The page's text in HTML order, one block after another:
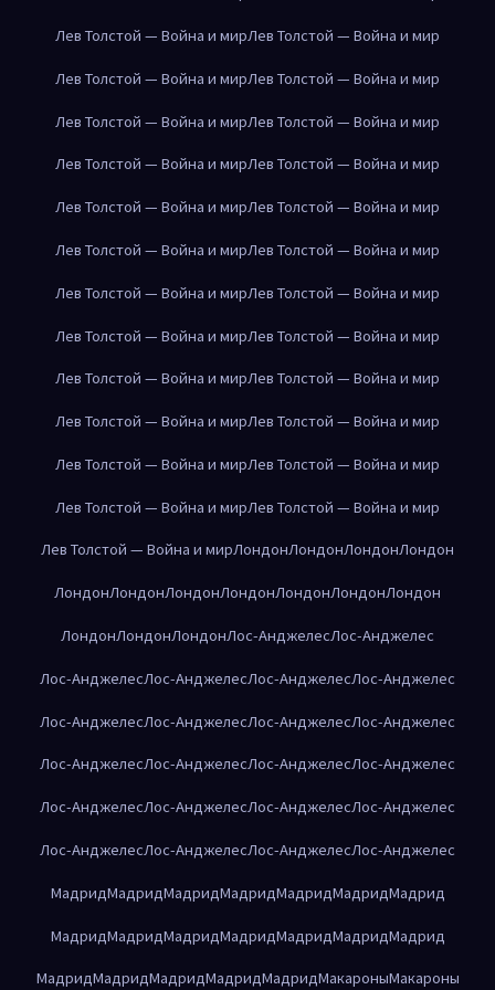
Лев Толстой — Война и мирЛев Толстой — Война и мир
Лев Толстой — Война и мирЛев Толстой — Война и мир
Лев Толстой — Война и мирЛев Толстой — Война и мир
Лев Толстой — Война и мирЛев Толстой — Война и мир
Лев Толстой — Война и мирЛев Толстой — Война и мир
Лев Толстой — Война и мирЛев Толстой — Война и мир
Лев Толстой — Война и мирЛев Толстой — Война и мир
Лев Толстой — Война и мирЛев Толстой — Война и мир
Лев Толстой — Война и мирЛев Толстой — Война и мир
Лев Толстой — Война и мирЛев Толстой — Война и мир
Лев Толстой — Война и мирЛев Толстой — Война и мир
Лев Толстой — Война и мирЛев Толстой — Война и мир
Лев Толстой — Война и мирЛондонЛондонЛондонЛондон
ЛондонЛондонЛондонЛондонЛондонЛондонЛондон
ЛондонЛондонЛондонЛос-АнджелесЛос-Анджелес
Лос-АнджелесЛос-АнджелесЛос-АнджелесЛос-Анджелес
Лос-АнджелесЛос-АнджелесЛос-АнджелесЛос-Анджелес
Лос-АнджелесЛос-АнджелесЛос-АнджелесЛос-Анджелес
Лос-АнджелесЛос-АнджелесЛос-АнджелесЛос-Анджелес
Лос-АнджелесЛос-АнджелесЛос-АнджелесЛос-Анджелес
МадридМадридМадридМадридМадридМадридМадрид
МадридМадридМадридМадридМадридМадридМадрид
МадридМадридМадридМадридМадридМакароныМакароны